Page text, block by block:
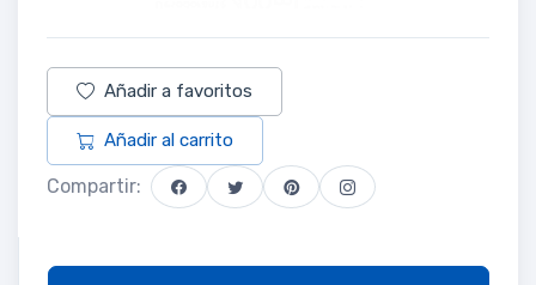
Añadir a favoritos
Añadir al carrito
Compartir: